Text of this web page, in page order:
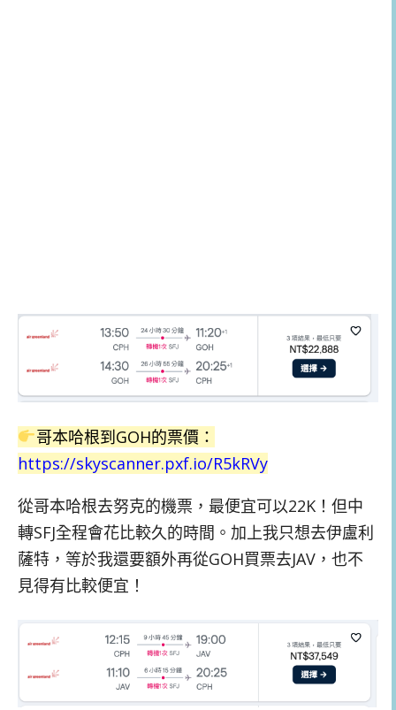
哥本哈根到GOH的票價：
https://skyscanner.pxf.io/R5kRVy
從哥本哈根去努克的機票，最便宜可以22K！但中
轉SFJ全程會花比較久的時間。加上我只想去伊盧利
薩特，等於我還要額外再從GOH買票去JAV，也不
見得有比較便宜！